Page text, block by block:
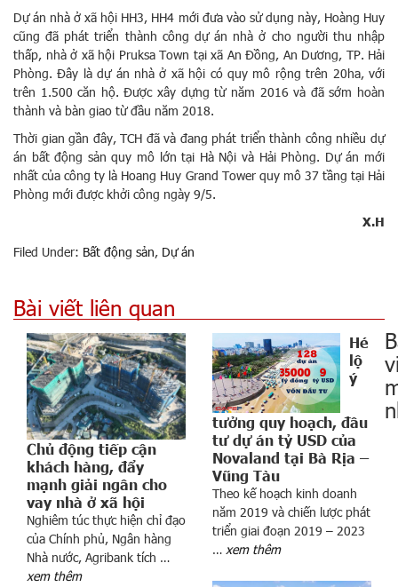
Dự án nhà ở xã hội HH3, HH4 mới đưa vào sử dụng này, Hoàng Huy
cũng đã phát triển thành công dự án nhà ở cho người thu nhập
thấp, nhà ở xã hội Pruksa Town tại xã An Đồng, An Dương, TP. Hải
Phòng. Đây là dự án nhà ở xã hội có quy mô rộng trên 20ha, với
trên 1.500 căn hộ. Được xây dựng từ năm 2016 và đã sớm hoàn
thành và bàn giao từ đầu năm 2018.
Thời gian gần đây, TCH đã và đang phát triển thành công nhiều dự
án bất động sản quy mô lớn tại Hà Nội và Hải Phòng. Dự án mới
nhất của công ty là Hoang Huy Grand Tower quy mô 37 tầng tại Hải
Phòng mới được khởi công ngày 9/5.
X.H
Filed Under: Bất động sản, Dự án
Bài viết liên quan
Chủ động tiếp cận
khách hàng, đẩy
mạnh giải ngân cho
vay nhà ở xã hội
Nghiêm túc thực hiện chỉ đạo
của Chính phủ, Ngân hàng
Nhà nước, Agribank tích …
xem thêm
Hé
lộ
ý
tưởng quy hoạch, đầu
tư dự án tỷ USD của
Novaland tại Bà Rịa –
Vũng Tàu
Theo kế hoạch kinh doanh
năm 2019 và chiến lược phát
triển giai đoạn 2019 – 2023
… xem thêm